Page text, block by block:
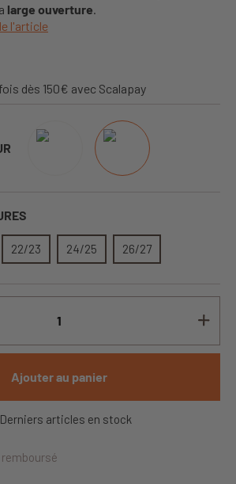
large ouverture.
l'article
dès 150€ avec Scalapay
22/23 24/25 26/27
Ajouter au panier
Derniers articles en stock